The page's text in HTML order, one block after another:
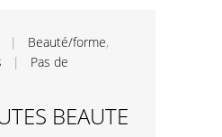
| Beauté/forme,
| Pas de
BEAUTE